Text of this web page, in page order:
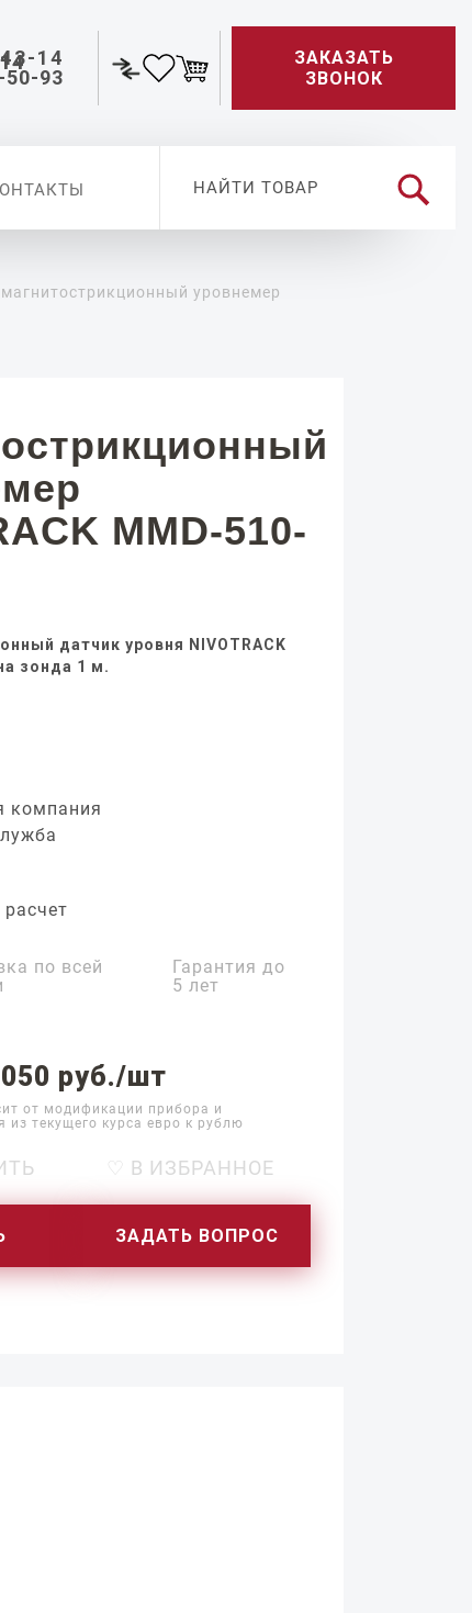
14
50-93
ЗАКАЗАТЬ
ЗВОНОК
магнитострикционный уровнемер
MMD-510-
датчик уровня NIVOTRACK
зонда 1 м.
компания
по всей
Гарантия до
5 лет
руб./шт
от модификации прибора и
из текущего курса евро к рублю
♡ В ИЗБРАННОЕ
ЗАДАТЬ ВОПРОС